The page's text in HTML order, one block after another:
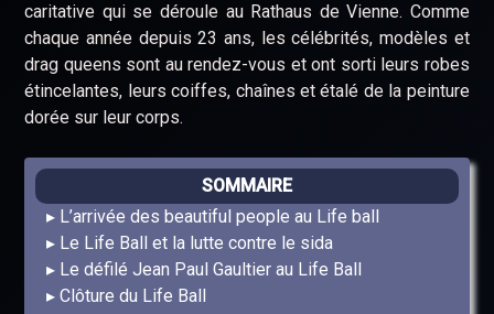
caritative qui se déroule au Rathaus de Vienne. Comme
chaque année depuis 23 ans, les célébrités, modèles et
drag queens sont au rendez-vous et ont sorti leurs robes
étincelantes, leurs coiffes, chaînes et étalé de la peinture
dorée sur leur corps.
SOMMAIRE
L’arrivée des beautiful people au Life ball
Le Life Ball et la lutte contre le sida
Le défilé Jean Paul Gaultier au Life Ball
Clôture du Life Ball